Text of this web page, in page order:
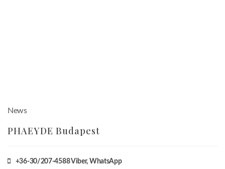
News
PHAEYDE Budapest
+36-30/207-4588Viber, WhatsApp